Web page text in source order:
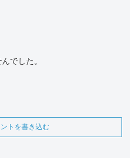
でした。
トを書き込む